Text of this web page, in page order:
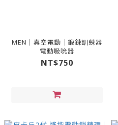
MEN｜真空電動｜鍛鍊訓練器
電動吸吮器
NT$750